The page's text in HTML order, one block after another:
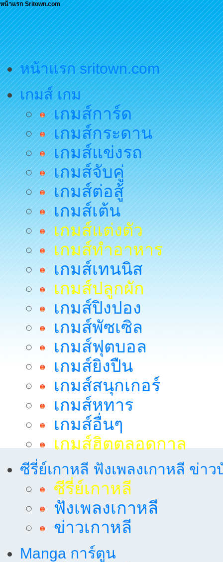
หน้าแรก Sritown.com
หน้าแรก sritown.com
เกมส์ เกม
เกมส์การ์ด
เกมส์กระดาน
เกมส์แข่งรถ
เกมส์จับคู่
เกมส์ต่อสู้
เกมส์เต้น
เกมส์แต่งตัว
เกมส์ทำอาหาร
เกมส์เทนนิส
เกมส์ปลูกผัก
เกมส์ปิงปอง
เกมส์พัซเซิล
เกมส์ฟุตบอล
เกมส์ยิงปืน
เกมส์สนุกเกอร์
เกมส์หทาร
เกมส์อื่นๆ
เกมส์ฮิตตลอดกาล
ซีรี่ย์เกาหลี ฟังเพลงเกาหลี ข่าว
ซีรี่ย์เกาหลี
ฟังเพลงเกาหลี
ข่าวเกาหลี
Manga การ์ตูน